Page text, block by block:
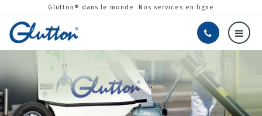
Glutton® dans le monde Nos services en ligne